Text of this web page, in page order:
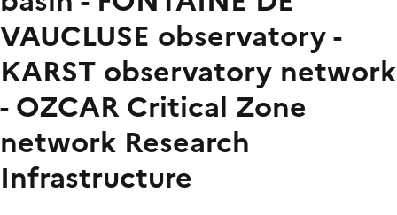
VAUCLUSE observatory -
KARST observatory network
- OZCAR Critical Zone
network Research
Infrastructure